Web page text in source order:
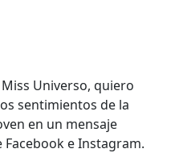
Universo, quiero
sentimientos de la
en un mensaje
e Instagram.